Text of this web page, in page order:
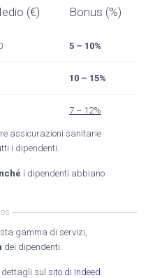
(€) Bonus (%)
5 – 10%
10 – 15%
7 – 12%
assicurazioni sanitarie
i dipendenti.
i dipendenti abbiano
gamma di servizi,
dei dipendenti.
sul sito di Indeed